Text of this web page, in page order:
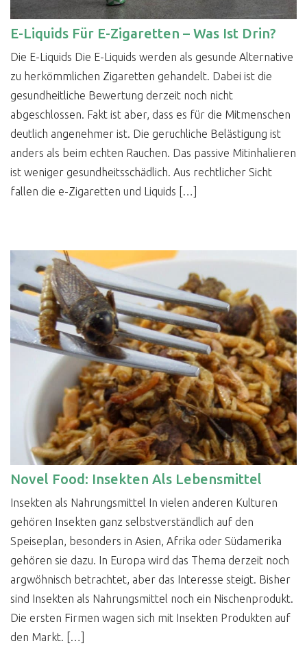
E-Liquids Für E-Zigaretten – Was Ist Drin?
Die E-Liquids Die E-Liquids werden als gesunde Alternative
zu herkömmlichen Zigaretten gehandelt. Dabei ist die
gesundheitliche Bewertung derzeit noch nicht
abgeschlossen. Fakt ist aber, dass es für die Mitmenschen
deutlich angenehmer ist. Die geruchliche Belästigung ist
anders als beim echten Rauchen. Das passive Mitinhalieren
ist weniger gesundheitsschädlich. Aus rechtlicher Sicht
fallen die e-Zigaretten und Liquids […]
Novel Food: Insekten Als Lebensmittel
Insekten als Nahrungsmittel In vielen anderen Kulturen
gehören Insekten ganz selbstverständlich auf den
Speiseplan, besonders in Asien, Afrika oder Südamerika
gehören sie dazu. In Europa wird das Thema derzeit noch
argwöhnisch betrachtet, aber das Interesse steigt. Bisher
sind Insekten als Nahrungsmittel noch ein Nischenprodukt.
Die ersten Firmen wagen sich mit Insekten Produkten auf
den Markt. […]